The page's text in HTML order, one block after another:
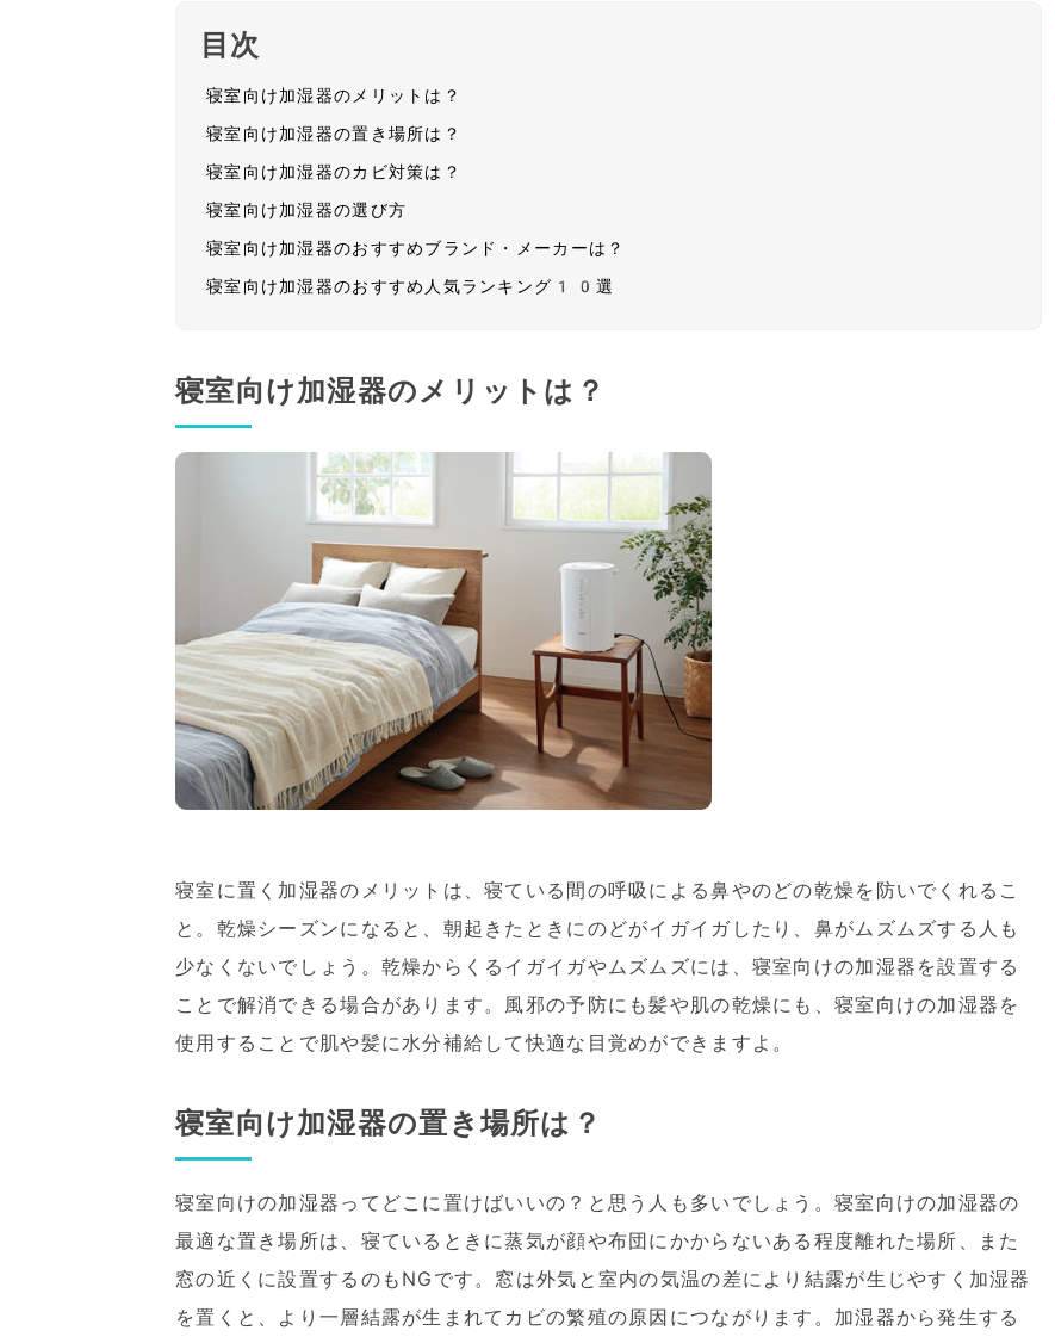
目次
寝室向け加湿器のメリットは？
寝室向け加湿器の置き場所は？
寝室向け加湿器のカビ対策は？
寝室向け加湿器の選び方
寝室向け加湿器のおすすめブランド・メーカーは？
寝室向け加湿器のおすすめ人気ランキング10選
寝室向け加湿器のメリットは？
寝室に置く加湿器のメリットは、寝ている間の呼吸による鼻やのどの乾燥を防いでくれるこ
と。乾燥シーズンになると、朝起きたときにのどがイガイガしたり、鼻がムズムズする人も
少なくないでしょう。乾燥からくるイガイガやムズムズには、寝室向けの加湿器を設置する
ことで解消できる場合があります。風邪の予防にも髪や肌の乾燥にも、寝室向けの加湿器を
使用することで肌や髪に水分補給して快適な目覚めができますよ。
寝室向け加湿器の置き場所は？
寝室向けの加湿器ってどこに置けばいいの？と思う人も多いでしょう。寝室向けの加湿器の
最適な置き場所は、寝ているときに蒸気が顔や布団にかからないある程度離れた場所、また
窓の近くに設置するのもNGです。窓は外気と室内の気温の差により結露が生じやすく加湿器
を置くと、より一層結露が生まれてカビの繁殖の原因につながります。加湿器から発生する